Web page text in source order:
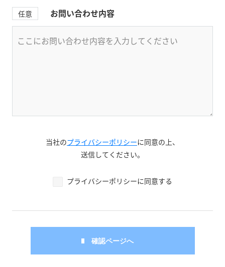
任意 お問い合わせ内容
当社のプライバシーポリシーに同意の上、
送信してください。
プライバシーポリシーに同意する